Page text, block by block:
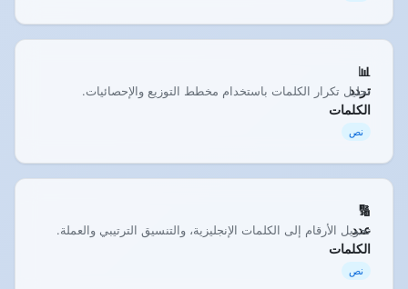
📊
تردد
الكلمات
تحليل تكرار الكلمات باستخدام مخطط التوزيع والإحصائيات.
نص
🔢
عدد
الكلمات
تحويل الأرقام إلى الكلمات الإنجليزية، والتنسيق الترتيبي والعملة.
نص